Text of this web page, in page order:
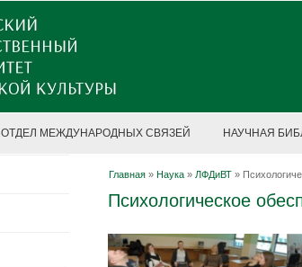
ОТДЕЛ МЕЖДУНАРОДНЫХ СВЯЗЕЙ НАУЧНАЯ
Главная » Наука » ЛФДиВТ »
Психологическое